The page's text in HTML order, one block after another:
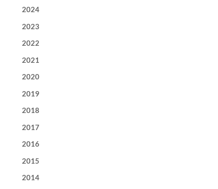
2024
2023
2022
2021
2020
2019
2018
2017
2016
2015
2014